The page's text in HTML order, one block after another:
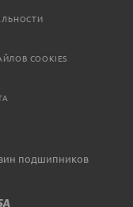
COOKIES
подшипников